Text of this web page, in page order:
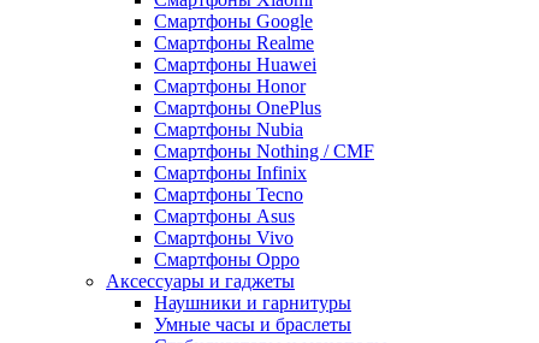
Смартфоны Google
Смартфоны Realme
Смартфоны Huawei
Смартфоны Honor
Смартфоны OnePlus
Смартфоны Nubia
Смартфоны Nothing / CMF
Смартфоны Infinix
Смартфоны Tecno
Смартфоны Asus
Смартфоны Vivo
Смартфоны Oppo
Аксессуары и гаджеты
Наушники и гарнитуры
Умные часы и браслеты